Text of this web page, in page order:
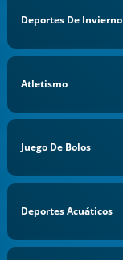
Deportes De Invierno
Atletismo
Juego De Bolos
Deportes Acuáticos